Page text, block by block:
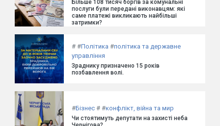
Більше 108 тисяч боргів за комунальні
послуги були передані виконавцям: які
саме платежі викликають найбільші
затримки?
# #Політика #політика та державне
управління
Зраднику призначено 15 років
позбавлення волі.
#Бізнес # #конфлікт, війна та мир
Чи стоятимуть депутати на захисті неба